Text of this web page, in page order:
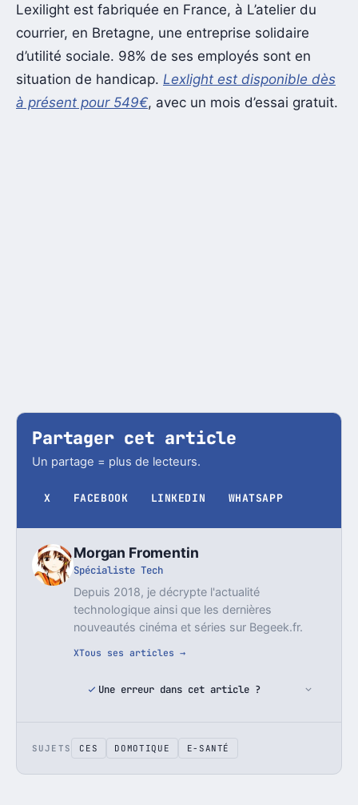
Lexilight est fabriquée en France, à L’atelier du
courrier, en Bretagne, une entreprise solidaire
d’utilité sociale. 98% de ses employés sont en
situation de handicap. Lexlight est disponible dès
à présent pour 549€, avec un mois d’essai gratuit.
Partager cet article
Un partage = plus de lecteurs.
X FACEBOOK LINKEDIN WHATSAPP
Morgan Fromentin
Spécialiste Tech
Depuis 2018, je décrypte l'actualité
technologique ainsi que les dernières
nouveautés cinéma et séries sur Begeek.fr.
XTous ses articles →
Une erreur dans cet article ?
SUJETS CES DOMOTIQUE E-SANTÉ